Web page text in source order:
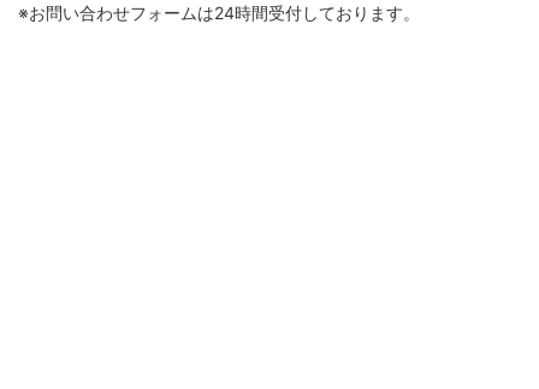
※お問い合わせフォームは24時間受付しております。